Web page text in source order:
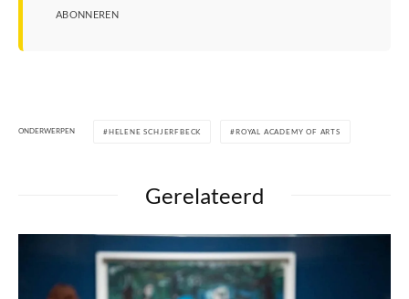
ABONNEREN
ONDERWERPEN HELENE SCHJERFBECK ROYAL ACADEMY OF ARTS
Gerelateerd